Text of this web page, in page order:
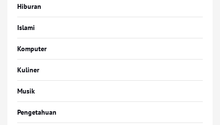
Hiburan
Islami
Komputer
Kuliner
Musik
Pengetahuan